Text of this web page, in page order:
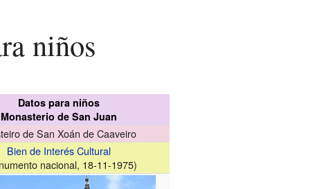
niños
Datos para niños
Monasterio de San Juan
de San Xoán de Caaveiro
Bien de Interés Cultural
nacional, 18-11-1975)